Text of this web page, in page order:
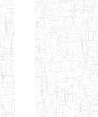
DE L'IPEP DE
BANDJOUN
ENIEG PRIVEE
NANFAH
ENPIEG
JANE